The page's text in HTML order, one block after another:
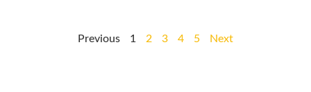
Previous 1 2 3 4 5 Next